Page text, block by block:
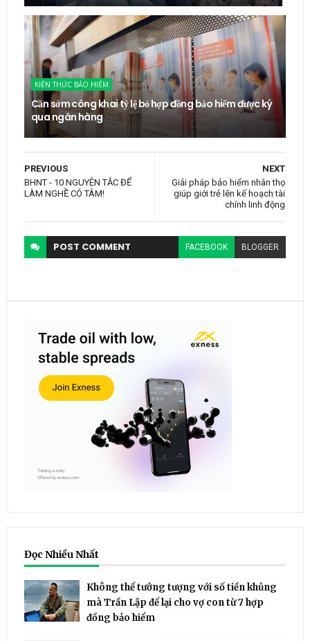
KIẾN THỨC BẢO HIỂM
Cần sớm công khai tỷ lệ bỏ hợp đồng bảo hiểm được ký
qua ngân hàng
NEXT
Giải pháp bảo hiểm nhân thọ
giúp giới trẻ lên kế hoạch tài
chính linh động
PREVIOUS
BHNT - 10 NGUYÊN TẮC ĐỂ
LÀM NGHỀ CÓ TÂM!
POST COMMENT FACEBOOK BLOGGER
Đọc Nhiều Nhất
Không thể tưởng tượng với số tiền khủng
mà Trần Lập để lại cho vợ con từ 7 hợp
đồng bảo hiểm